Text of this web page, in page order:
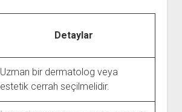
Detaylar
Uzman bir dermatolog veya
estetik cerrah seçilmelidir.